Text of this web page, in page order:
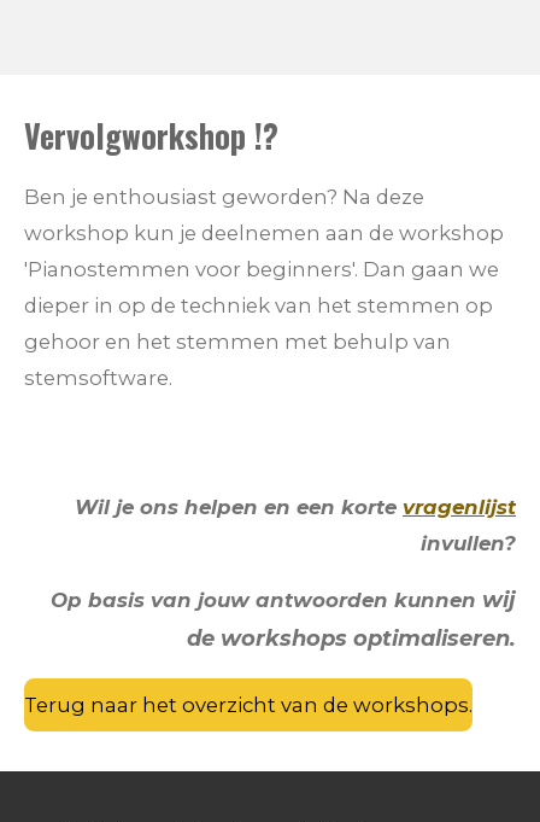
Vervolgworkshop !?
Ben je enthousiast geworden? Na deze
workshop kun je deelnemen aan de workshop
'Pianostemmen voor beginners'. Dan gaan we
dieper in op de techniek van het stemmen op
gehoor en het stemmen met behulp van
stemsoftware.
Wil je ons helpen en een korte vragenlijst
invullen?
Op basis van jouw antwoorden kunnen wij
de workshops optimaliseren.
Terug naar het overzicht van de workshops.